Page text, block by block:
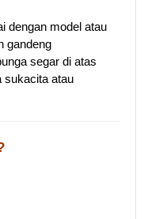
dengan model atau
gandeng
segar di atas
sukacita atau